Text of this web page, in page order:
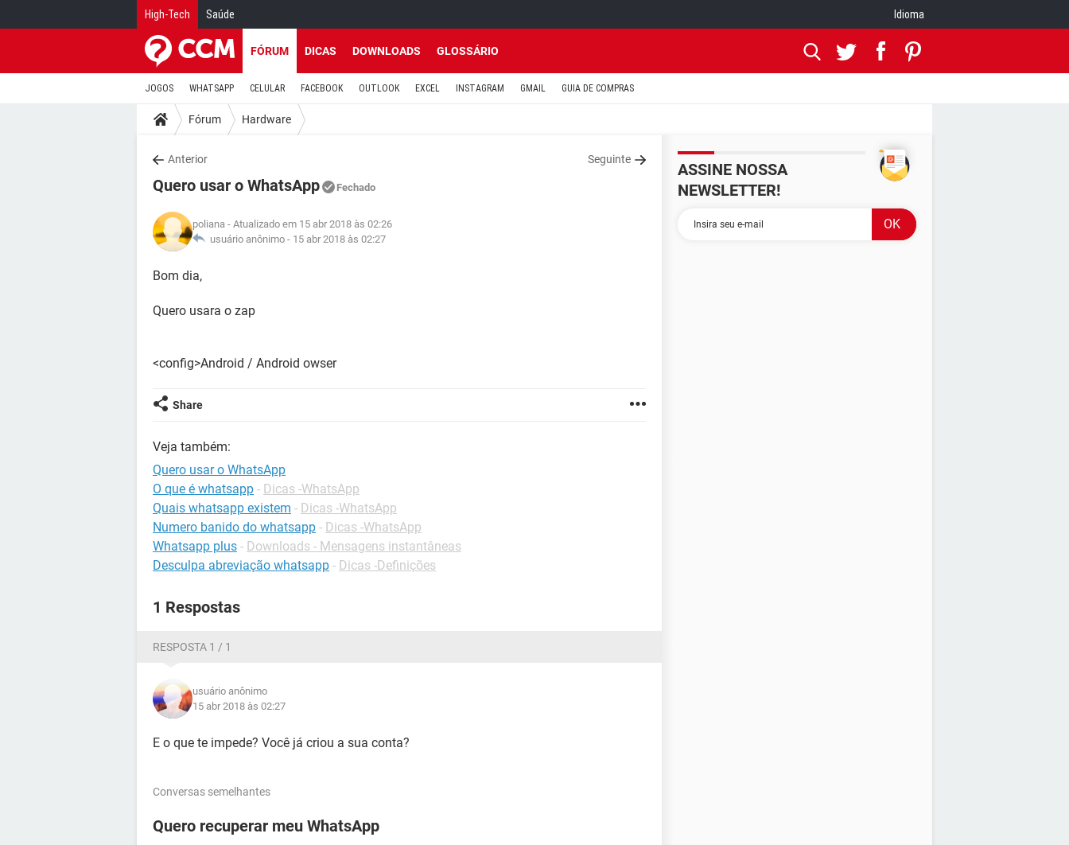
High-Tech Saúde Idioma
FÓRUM DICAS DOWNLOADS GLOSSÁRIO
JOGOS WHATSAPP CELULAR FACEBOOK OUTLOOK EXCEL INSTAGRAM GMAIL GUIA DE COMPRAS
Fórum Hardware
Anterior Seguinte
Quero usar o WhatsApp Fechado
poliana - Atualizado em 15 abr 2018 às 02:26
usuário anônimo - 15 abr 2018 às 02:27
Bom dia,
Quero usara o zap
<config>Android / Android owser
Share
Veja também:
Quero usar o WhatsApp
O que é whatsapp - Dicas -WhatsApp
Quais whatsapp existem - Dicas -WhatsApp
Numero banido do whatsapp - Dicas -WhatsApp
Whatsapp plus - Downloads - Mensagens instantâneas
Desculpa abreviação whatsapp - Dicas -Definições
1 Respostas
RESPOSTA 1 / 1
usuário anônimo
15 abr 2018 às 02:27
E o que te impede? Você já criou a sua conta?
Conversas semelhantes
Quero recuperar meu WhatsApp
ASSINE NOSSA
NEWSLETTER!